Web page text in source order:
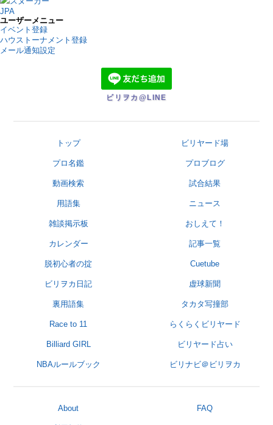
JPA
ユーザーメニュー
イベント登録
ハウストーナメント登録
メール通知設定
ビリヲカ@LINE
トップ ビリヤード場
プロ名鑑 プロブログ
動画検索 試合結果
用語集 ニュース
雑談掲示板 おしえて！
カレンダー 記事一覧
脱初心者の掟 Cuetube
ビリヲカ日記 虚球新聞
裏用語集 タカタ写撞部
Race to 11 らくらくビリヤード
Billiard GIRL ビリヤード占い
NBAルールブック ビリナビ＠ビリヲカ
About FAQ